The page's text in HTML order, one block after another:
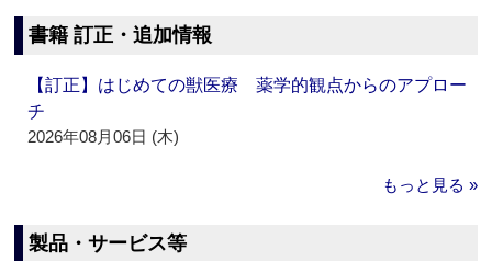
書籍 訂正・追加情報
【訂正】はじめての獣医療 薬学的観点からのアプロー
チ
2026年08月06日 (木)
もっと見る »
製品・サービス等